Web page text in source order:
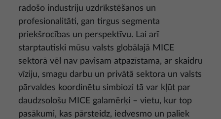
radošo industriju uzdrīkstēšanos un
profesionalitāti, gan tirgus segmenta
priekšrocības un perspektīvu. Lai arī
starptautiski mūsu valsts globālajā MICE
sektorā vēl nav pavisam atpazīstama, ar skaidru
vīziju, smagu darbu un privātā sektora un valsts
pārvaldes koordinētu simbiozi tā var kļūt par
daudzsološu MICE galamērķi – vietu, kur top
pasākumi, kas pārsteidz, iedvesmo un paliek